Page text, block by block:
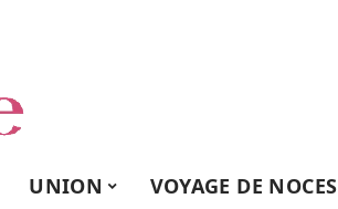
UNION VOYAGE DE NOCES